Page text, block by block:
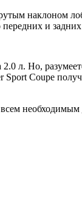
наклоном
и задних
л. Но,
Sport Coupe